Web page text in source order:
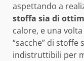
aspettando a
stoffa sia di
calore, e una
“sacche” di
indistruttibili per